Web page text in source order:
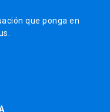
que ponga en